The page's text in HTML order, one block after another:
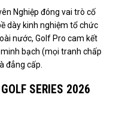
Nghiệp đóng vai trò cố
dày kinh nghiệm tổ chức
nước, Golf Pro cam kết
bạch (mọi tranh chấp
đẳng cấp.
SERIES 2026